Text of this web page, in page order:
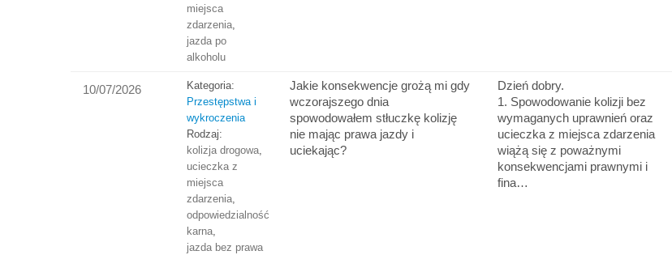
miejsca
zdarzenia,
jazda po
alkoholu
10/07/2026
Kategoria:
Przestępstwa i
wykroczenia
Rodzaj:
kolizja drogowa,
ucieczka z
miejsca
zdarzenia,
odpowiedzialność
karna,
jazda bez prawa
Jakie konsekwencje grożą mi gdy
wczorajszego dnia
spowodowałem stłuczkę kolizję
nie mając prawa jazdy i
uciekając?
Dzień dobry.
1. Spowodowanie kolizji bez
wymaganych uprawnień oraz
ucieczka z miejsca zdarzenia
wiążą się z poważnymi
konsekwencjami prawnymi i
fina…